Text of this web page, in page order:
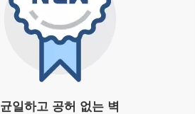
균일하고 공허 없는 벽